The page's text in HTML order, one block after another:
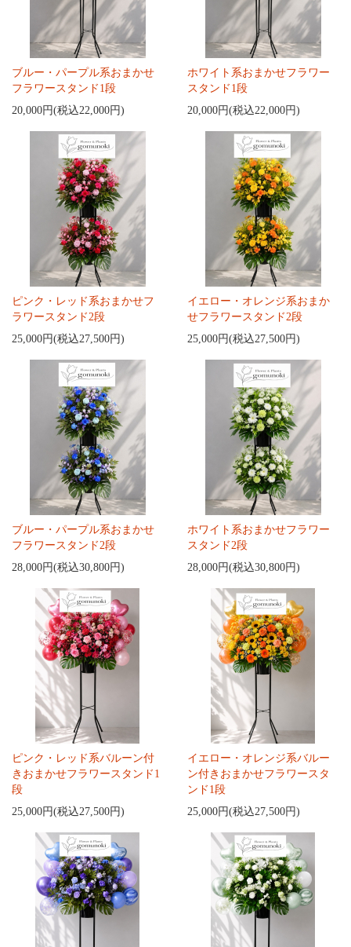
ブルー・パープル系おまかせ
フラワースタンド1段
20,000円(税込22,000円)
ホワイト系おまかせフラワー
スタンド1段
20,000円(税込22,000円)
ピンク・レッド系おまかせフ
ラワースタンド2段
25,000円(税込27,500円)
イエロー・オレンジ系おまか
せフラワースタンド2段
25,000円(税込27,500円)
ブルー・パープル系おまかせ
フラワースタンド2段
28,000円(税込30,800円)
ホワイト系おまかせフラワー
スタンド2段
28,000円(税込30,800円)
ピンク・レッド系バルーン付
きおまかせフラワースタンド1
段
25,000円(税込27,500円)
イエロー・オレンジ系バルー
ン付きおまかせフラワースタ
ンド1段
25,000円(税込27,500円)